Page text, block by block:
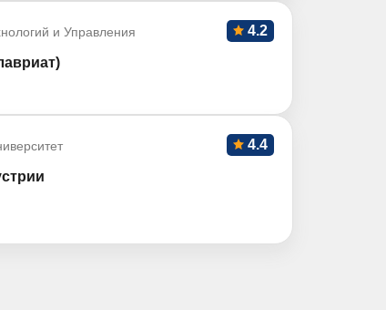
и Управления 4.2
4.4